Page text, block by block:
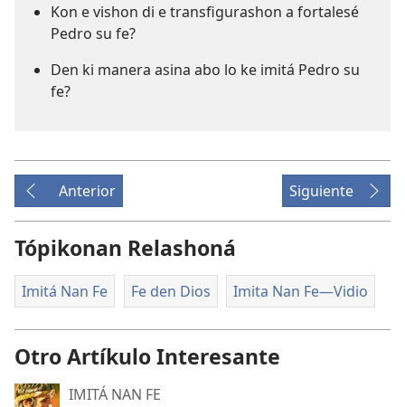
Kon e vishon di e transfigurashon a fortalesé
Pedro su fe?
Den ki manera asina abo lo ke imitá Pedro su
fe?
Anterior Siguiente
Tópikonan Relashoná
Imitá Nan Fe Fe den Dios Imita Nan Fe​—Vidio
Otro Artíkulo Interesante
IMITÁ NAN FE